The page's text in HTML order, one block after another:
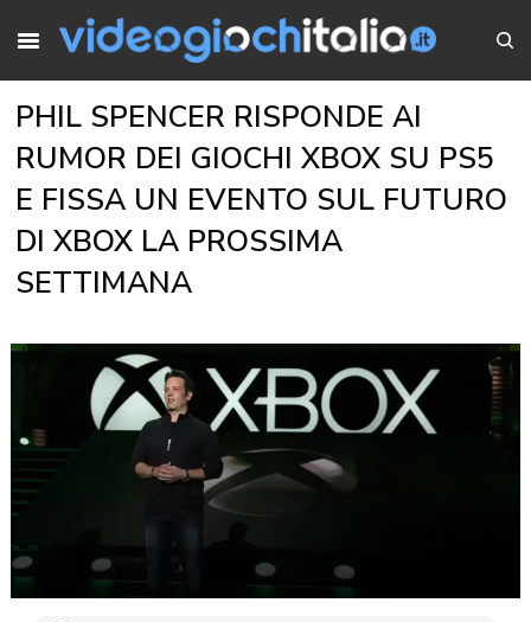
PHIL SPENCER RISPONDE AI
RUMOR DEI GIOCHI XBOX SU PS5
E FISSA UN EVENTO SUL FUTURO
DI XBOX LA PROSSIMA
SETTIMANA